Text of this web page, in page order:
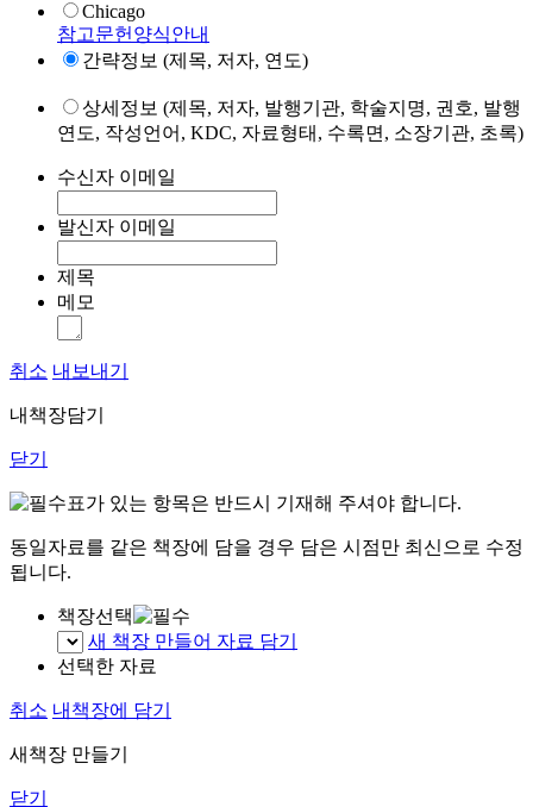
Chicago
참고문헌양식안내
간략정보 (제목, 저자, 연도)
상세정보 (제목, 저자, 발행기관, 학술지명, 권호, 발행
연도, 작성언어, KDC, 자료형태, 수록면, 소장기관, 초록)
수신자 이메일
발신자 이메일
제목
메모
취소 내보내기
내책장담기
닫기
표가 있는 항목은 반드시 기재해 주셔야 합니다.
동일자료를 같은 책장에 담을 경우 담은 시점만 최신으로 수정
됩니다.
책장선택
새 책장 만들어 자료 담기
선택한 자료
취소 내책장에 담기
새책장 만들기
닫기